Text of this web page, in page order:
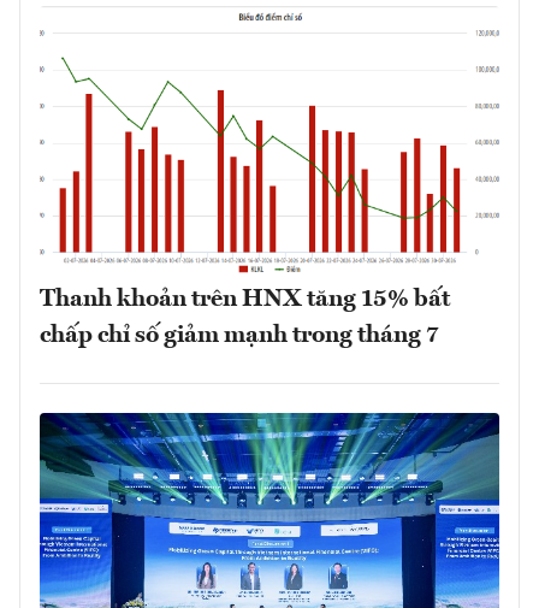
Thanh khoản trên HNX tăng 15% bất
chấp chỉ số giảm mạnh trong tháng 7